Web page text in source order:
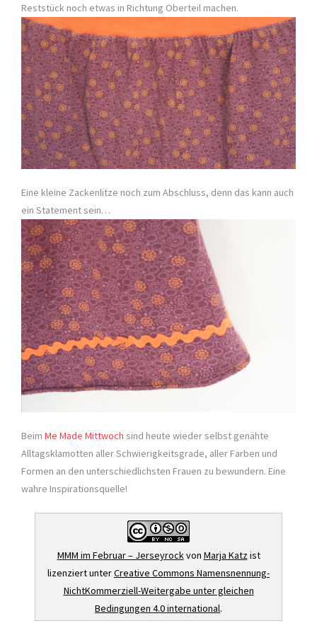
Reststück noch etwas in Richtung Oberteil machen.
Eine kleine Zackenlitze noch zum Abschluss, denn das kann auch
ein Statement sein…
Beim Me Made Mittwoch sind heute wieder selbst genähte
Alltagsklamotten aller Schwierigkeitsgrade, aller Farben und
Formen an den unterschiedlichsten Frauen zu bewundern. Eine
wahre Inspirationsquelle!
MMM im Februar – Jerseyrockvon Marja Katzist
lizenziert unterCreative Commons Namensnennung-
NichtKommerziell-Weitergabe unter gleichen
Bedingungen 4.0 international.